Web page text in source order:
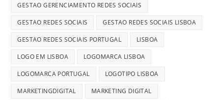
GESTAO GERENCIAMENTO REDES SOCIAIS
GESTAO REDES SOCIAIS GESTAO REDES SOCIAIS LISBOA
GESTAO REDES SOCIAIS PORTUGAL LISBOA
LOGO EM LISBOA LOGOMARCA LISBOA
LOGOMARCA PORTUGAL LOGOTIPO LISBOA
MARKETINGDIGITAL MARKETING DIGITAL